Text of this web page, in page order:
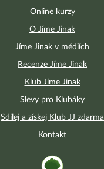
Online kurzy
O Jíme Jinak
Jíme Jinak v médiích
Recenze Jíme Jinak
Klub Jíme Jinak
Slevy pro Klubáky
Sdílej a získej Klub JJ zdarma
Kontakt